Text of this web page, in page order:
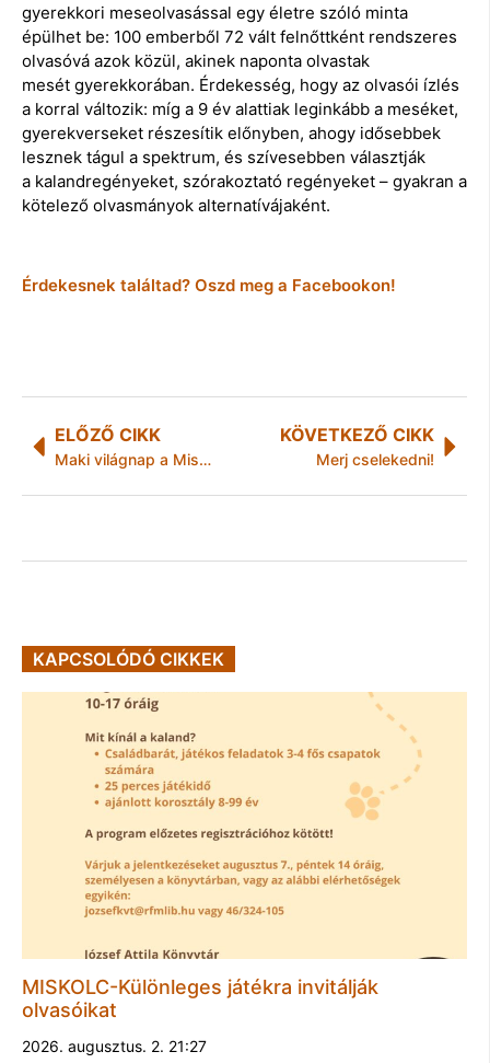
gyerekkori meseolvasással egy életre szóló minta
épülhet be: 100 emberből 72 vált felnőttként rendszeres
olvasóvá azok közül, akinek naponta olvastak
mesét gyerekkorában. Érdekesség, hogy az olvasói ízlés
a korral változik: míg a 9 év alattiak leginkább a meséket,
gyerekverseket részesítik előnyben, ahogy idősebbek
lesznek tágul a spektrum, és szívesebben választják
a kalandregényeket, szórakoztató regényeket – gyakran a
kötelező olvasmányok alternatívájaként.
Érdekesnek találtad? Oszd meg a Facebookon!
ELŐZŐ CIKK
Maki világnap a Miskolci Állatkertben
KÖVETKEZŐ CIKK
Merj cselekedni!
KAPCSOLÓDÓ CIKKEK
MISKOLC-Különleges játékra invitálják
olvasóikat
2026. augusztus. 2. 21:27